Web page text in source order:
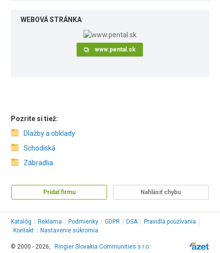
WEBOVÁ STRÁNKA
www.pental.sk
Pozrite si tiež:
Dlažby a obklady
Schodiská
Zábradlia
Pridať firmu Nahlásiť chybu
Katalóg Reklama Podmienky GDPR DSA Pravidlá používania
Kontakt
Nastavenie súkromia
© 2000 - 2026, Ringier Slovakia Communities s.r.o.